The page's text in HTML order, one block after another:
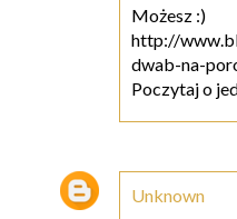
Możesz :)
http://
dwab-na-
Poczytaj o
Unknown